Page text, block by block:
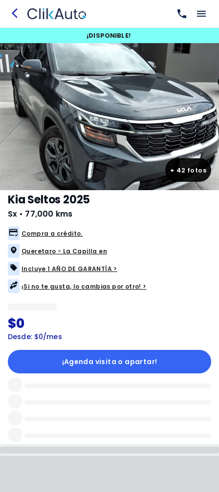
¡DISPONIBLE!
+ 42 fotos
Kia Seltos 2025
Sx • 77,000 kms
Compra a crédito.
Queretaro - La Capilla en
Incluye 1 AÑO DE GARANTÍA >
¡Si no te gusta, lo cambias por otro! >
$0
Desde: $0/mes
¡Agenda visita o apartar!